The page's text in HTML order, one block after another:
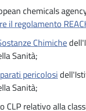
chemicals
il regolamento
Chimiche
Sanità;
pericolosi
Sanità;
CLP relativo alla